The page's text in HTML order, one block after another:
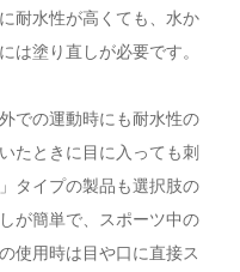
耐水性が高くても、水か
は塗り直しが必要です。
での運動時にも耐水性の
たときに目に入っても刺
タイプの製品も選択肢の
が簡単で、スポーツ中の
使用時は目や口に直接ス